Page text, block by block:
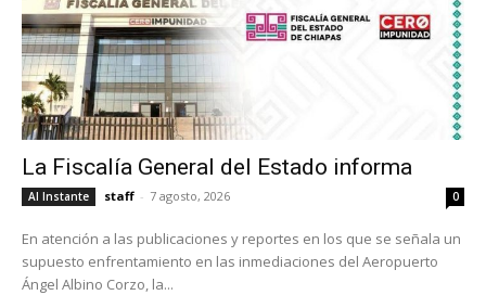
La Fiscalía General del Estado informa
Al Instante staff - 7 agosto, 2026 0
En atención a las publicaciones y reportes en los que se señala un
supuesto enfrentamiento en las inmediaciones del Aeropuerto
Ángel Albino Corzo, la...